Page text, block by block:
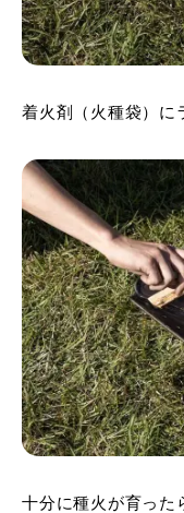
着火剤（火種袋）に
十分に種火が育った